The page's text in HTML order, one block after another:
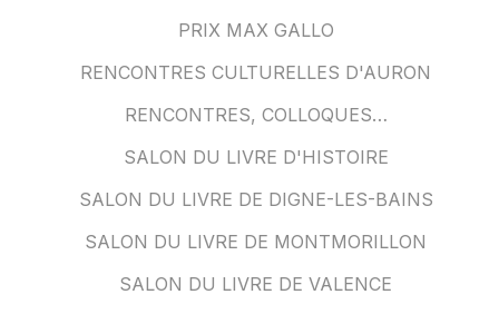
PRIX MAX GALLO
RENCONTRES CULTURELLES D'AURON
RENCONTRES, COLLOQUES…
SALON DU LIVRE D'HISTOIRE
SALON DU LIVRE DE DIGNE-LES-BAINS
SALON DU LIVRE DE MONTMORILLON
SALON DU LIVRE DE VALENCE